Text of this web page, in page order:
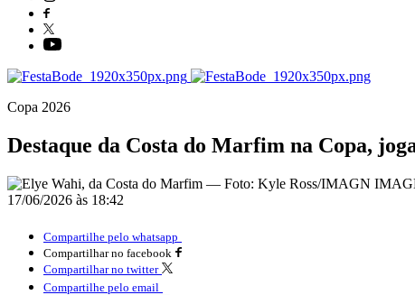
Copa 2026
Destaque da Costa do Marfim na Copa,
17/06/2026 às 18:42
Compartilhe pelo whatsapp
Compartilhar no facebook
Compartilhar no twitter
Compartilhe pelo email